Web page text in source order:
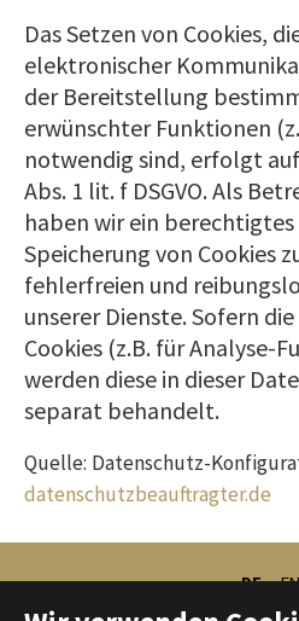
Das Setzen von Cookies,
elektronischer
der Bereitstellung
erwünschter Funktionen
notwendig sind, erfolgt
Abs. 1 lit. f DSGVO. Als
haben wir ein
Speicherung von Cookies
fehlerfreien und
unserer Dienste. Sofern
Cookies (z.B. für Analyse-
werden diese in dieser
separat behandelt.
Quelle: Datenschutz-
datenschutzbeauftragter.de
DE
EN
© Sabine Brose 2026 |